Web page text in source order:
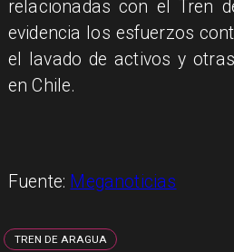
relacionadas con el Tren
evidencia los esfuerzos
el lavado de activos y
en Chile.
Fuente: Meganoticias
TREN DE ARAGUA